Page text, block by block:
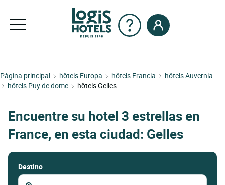
Pàgina principal hôtels Europa hôtels Francia
hôtels Auvernia
hôtels Puy de dome
hôtels Gelles
Encuentre su hotel 3 estrellas en
France, en esta ciudad: Gelles
Destino